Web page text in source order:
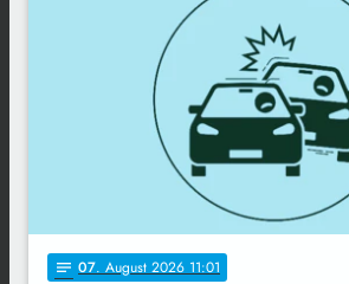
notes 07. August 2026 11:01